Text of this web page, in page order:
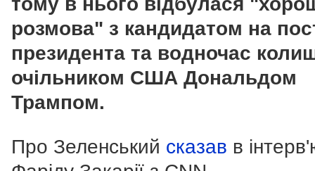
розмова" з кандидатом на
президента та водночас
очільником США Дональдом
Трампом.
Про Зеленський сказав в